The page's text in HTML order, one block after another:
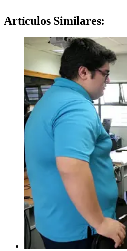
Artículos Similares: